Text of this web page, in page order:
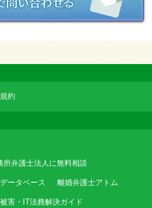
約
弁護士法人に無料相談
ータベース 離婚弁護士アトム
害・IT法務解決ガイド